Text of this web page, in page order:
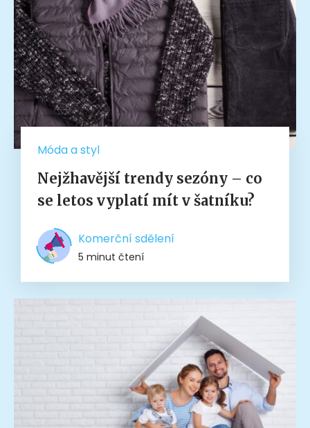
Móda a styl
Nejžhavější trendy sezóny – co
se letos vyplatí mít v šatníku?
Komerční sdělení
5 minut čtení